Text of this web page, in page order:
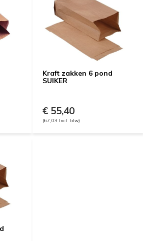
Kraft zakken 6 pond
SUIKER
€ 55,40
(67,03 Incl. btw)